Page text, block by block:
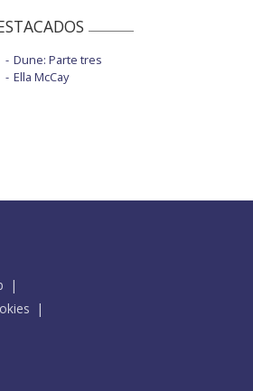
Dune: Parte tres
Ella McCay